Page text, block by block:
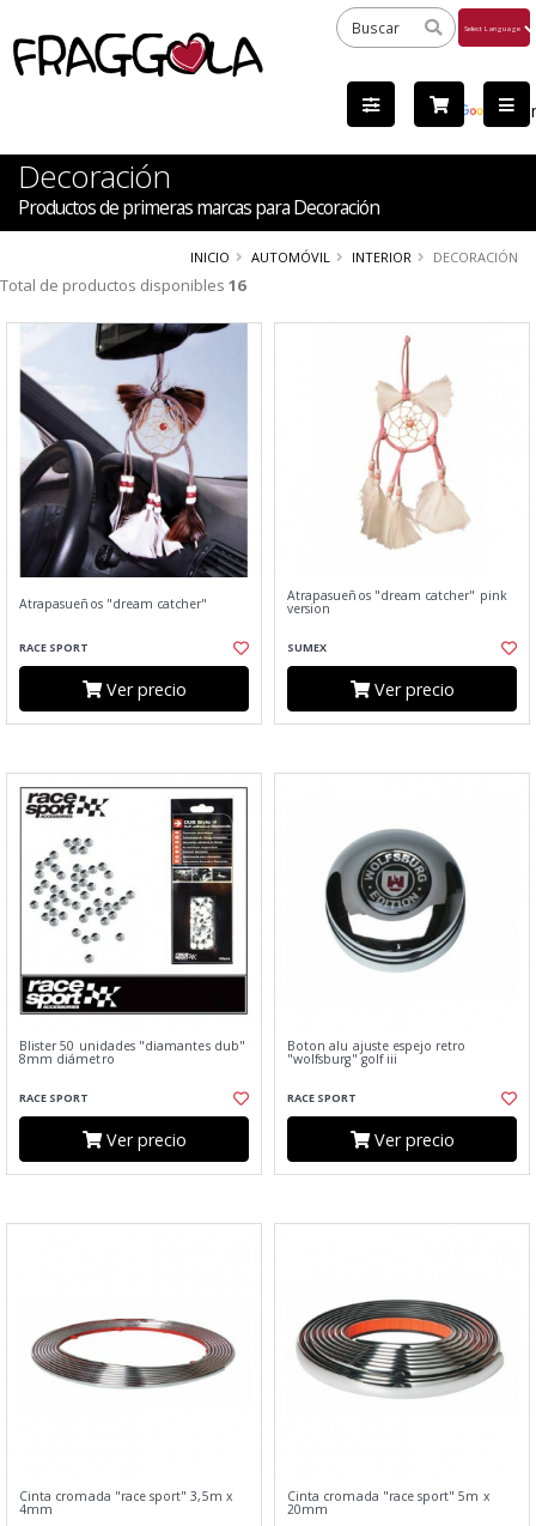
by
Decoración
Productos de primeras marcas para Decoración
INICIO AUTOMÓVIL INTERIOR DECORACIÓN
Total de productos disponibles 16
Atrapasueños "dream catcher"
RACE SPORT
Ver precio
Atrapasueños "dream catcher" pink
version
SUMEX
Ver precio
Blister 50 unidades "diamantes dub"
8mm diámetro
RACE SPORT
Ver precio
Boton alu ajuste espejo retro
"wolfsburg" golf iii
RACE SPORT
Ver precio
Cinta cromada "race sport" 3,5m x
4mm
Cinta cromada "race sport" 5m x
20mm